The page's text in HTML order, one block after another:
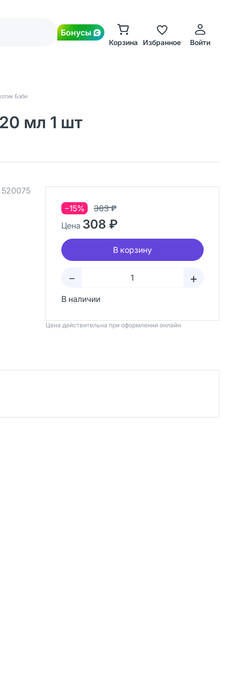
Бонусы
Корзина Избранное Войти
Бэби
мл 1 шт
520075
−15%
363 ₽
Цена 308 ₽
В корзину
– +
В наличии
Цена действительна при оформлении онлайн